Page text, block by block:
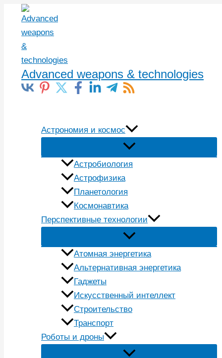
Перейти
содержимому
Advanced weapons & technologies
Астрономия и космос
Астробиология
Астрофизика
Планетология
Космонавтика
Перспективные технологии
Атомная энергетика
Альтернативная энергетика
Гаджеты
Искусственный интеллект
Строительство
Транспорт
Роботы и дроны